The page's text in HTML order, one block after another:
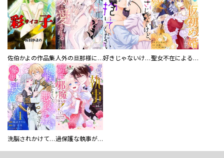
佐伯かよの作品集 人外の旦那様に娶られ毎晩ナカまで愛される…。アンソロジー 好きじゃないけど、抱いてください【電子単行本版／特典おまけ付き】 聖女不在による仮初め婚なのに、不器用な王太子に溺愛されています【電子単行本版／特典おまけ付き】
洗脳されかけていた悪役令嬢ですが家出を決意しました。【電子単行本版／特典おまけ付き】 過保護な執事が私の婚活を邪魔してきます！ 分冊版